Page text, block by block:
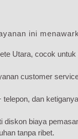
ini
Utara, cocok
customer
dan
biaya
tanpa ribet.